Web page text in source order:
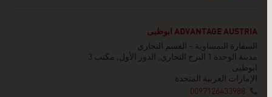
ADVANTAGE AUSTRIA ابوظبى
السفارة النمساوية – القسم التجاري
مدينة الوحدة 1 البرج التجاري, الدور الأول, مكتب 3
ابوظبى
الإمارات العربية المتحدة
0097126433988